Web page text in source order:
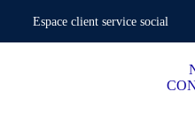
Espace client service social